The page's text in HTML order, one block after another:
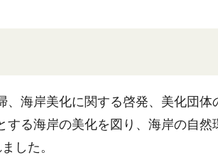
海岸美化に関する啓発、美化団体
る海岸の美化を図り、海岸の自然
した。